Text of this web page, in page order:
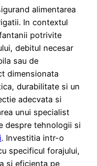
alimentarea
In contextul
potrivite
debitul necesar
sau de
dimensionata
durabilitate si un
adecvata si
unui specialist
despre tehnologii si
. Investitia intr-o
specificul forajului,
si eficienta pe